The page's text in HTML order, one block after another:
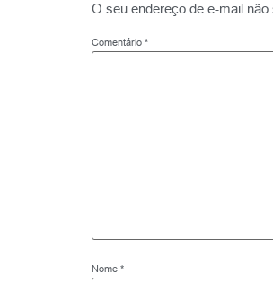
O seu endereço de e-mail não
Comentário *
Nome *